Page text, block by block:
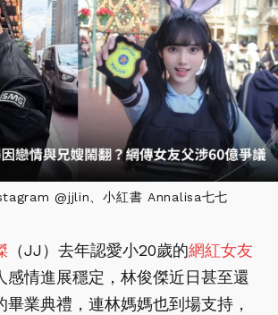
@jjlin、小紅書 Annalisa七七
（JJ）去年認愛小20歲的網紅女友
感情進展穩定，林俊傑近日甚至還
畢業典禮，連林媽媽也到場支持，